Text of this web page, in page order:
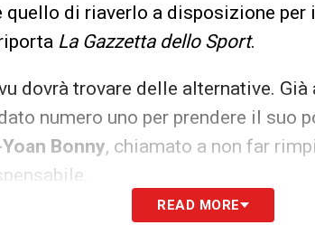
quello di riaverlo a disposizione
La Gazzetta dello Sport.
dovrà trovare delle alternative.
numero uno per prendere il suo
Bonny, chiamato a non far
READ MORE